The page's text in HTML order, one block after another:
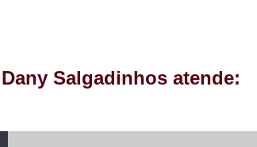
Salgadinhos atende: